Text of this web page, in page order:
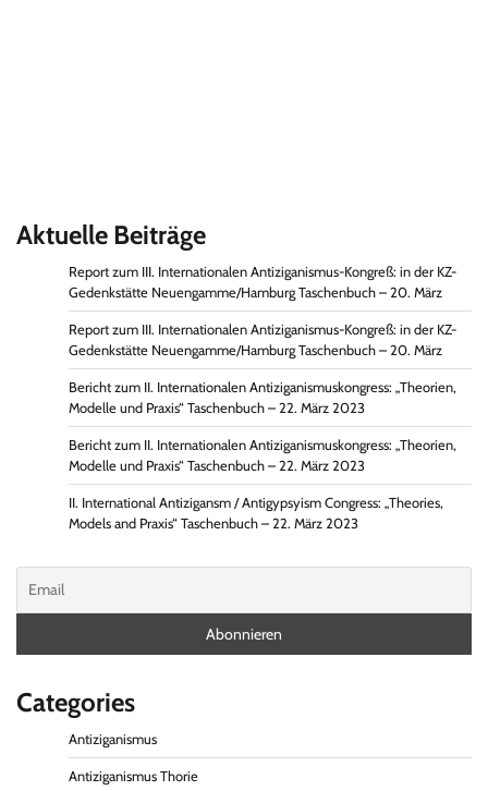
Aktuelle Beiträge
Report zum III. Internationalen Antiziganismus-Kongreß: in der KZ-
Gedenkstätte Neuengamme/Hamburg Taschenbuch – 20. März
Report zum III. Internationalen Antiziganismus-Kongreß: in der KZ-
Gedenkstätte Neuengamme/Hamburg Taschenbuch – 20. März
Bericht zum II. Internationalen Antiziganismuskongress: „Theorien,
Modelle und Praxis“ Taschenbuch – 22. März 2023
Bericht zum II. Internationalen Antiziganismuskongress: „Theorien,
Modelle und Praxis“ Taschenbuch – 22. März 2023
II. International Antizigansm / Antigypsyism Congress: „Theories,
Models and Praxis“ Taschenbuch – 22. März 2023
Categories
Antiziganismus
Antiziganismus Thorie